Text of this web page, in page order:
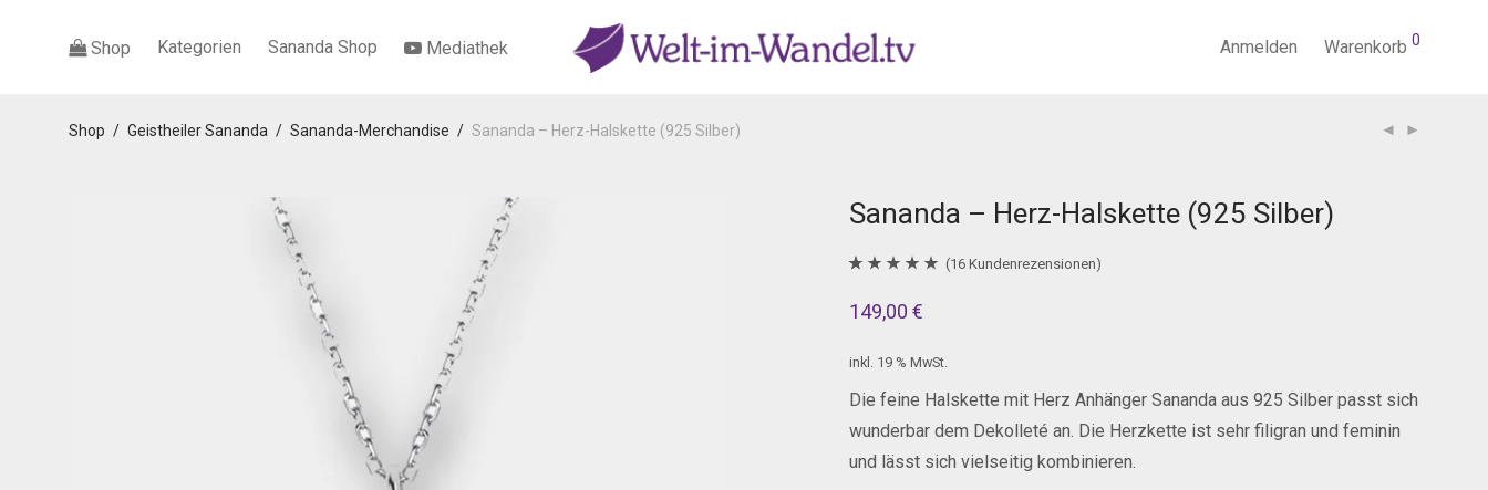
Shop Kategorien Sananda Shop Mediathek Anmelden Warenkorb 0
Shop / Geistheiler Sananda / Sananda-Merchandise / Sananda – Herz-Halskette (925 Silber)
Sananda – Herz-Halskette (925 Silber)
5.00von 5,
(16 Kundenrezensionen)
149,00 €
inkl. 19 % MwSt.
Die feine Halskette mit Herz Anhänger Sananda aus 925 Silber passt sich
wunderbar dem Dekolleté an. Die Herzkette ist sehr filigran und feminin
und lässt sich vielseitig kombinieren.